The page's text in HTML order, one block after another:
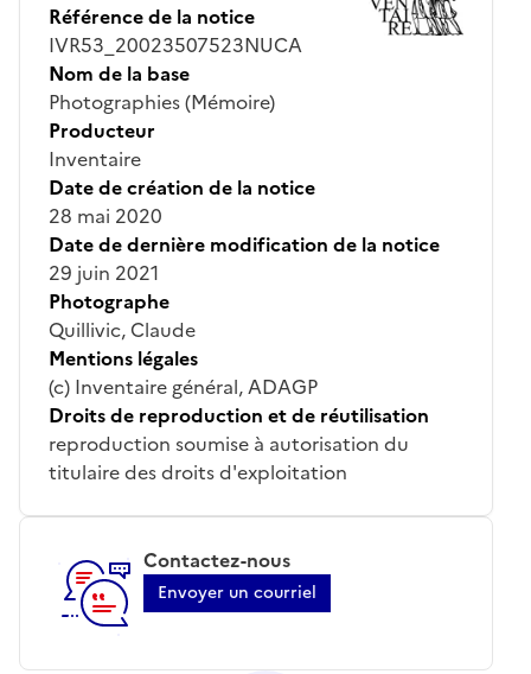
Référence de la notice
IVR53_20023507523NUCA
Nom de la base
Photographies (Mémoire)
Producteur
Inventaire
Date de création de la notice
28 mai 2020
Date de dernière modification de la notice
29 juin 2021
Photographe
Quillivic, Claude
Mentions légales
(c) Inventaire général, ADAGP
Droits de reproduction et de réutilisation
reproduction soumise à autorisation du
titulaire des droits d'exploitation
Contactez-nous
Envoyer un courriel